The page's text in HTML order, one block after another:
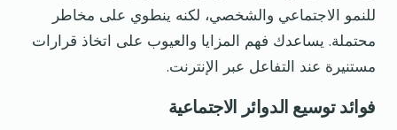
للنمو الاجتماعي والشخصي، لكنه ينطوي على مخاطر
محتملة. يساعدك فهم المزايا والعيوب على اتخاذ قرارات
مستنيرة عند التفاعل عبر الإنترنت.
فوائد توسيع الدوائر الاجتماعية